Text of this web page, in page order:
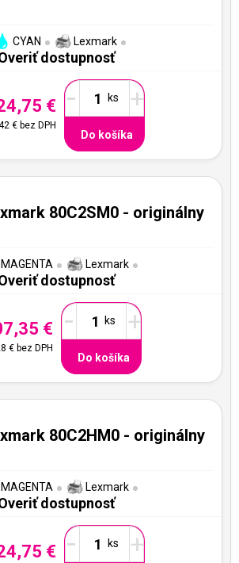
CYAN Lexmark
dostupnosť
€
€bez DPH
- +
Do košíka
80C2SM0 - originálny
MAGENTA Lexmark
dostupnosť
€
€ bez DPH
- +
Do košíka
80C2HM0 - originálny
MAGENTA Lexmark
dostupnosť
€ - +